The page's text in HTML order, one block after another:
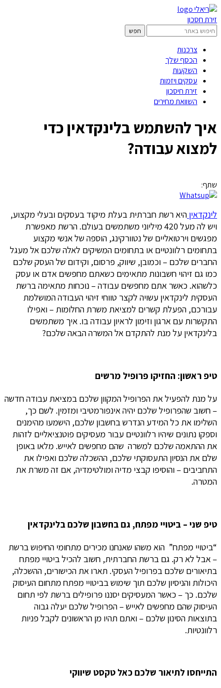
זירת חסכון
צרכנות
הכסף שלך
השקעות
עסקים ויזמות
זירת חיסכון
השוואת מחירים
איך להשתמש בלינקדאין כדי
למצוא עבודה?
שתף:
לינקדאין היא רשת חברתית בעלת מיקוד בעסקים ובעלי מקצוע,
ויש לה מעל 420 מיליוני משתמשים בעולם. הרשת מאפשרת
מפגשים וירטואליים של נטוורקינג, הוספה של אנשי מקצוע
בתחומים רלוונטיים או בתחומים המשיקים לאלה שלכם אל מעגל
החברים שלכם – וכמובן, שיווק, פרסום, וקידום של העסק שלכם
כמו גם זיהוי חשבונות מתאימים כשאתם מחפשים אדם או עסק
כלשהוא. כאשר אתם מחפשים עבודה – נוכחות מתאימה ברשת
העסקית לינקדאין עשויה לקצר טווחי זיהוי העבודה המושלמת
עבורכם, הפעלת קשרים למציאת משרת החלומות – ואפילו
התקשרות עם ארגון וזימון לראיון עבודה בו. איך משתמשים
בלינקדאין על מנת להתקדם אל המשרה הבאה שלכם?
טיפ ראשון: החזיקו פרופיל מרשים
על מנת להפעיל את הפרופיל המקוון שלכם במציאת עבודה חדשה
– חשוב שהפרופיל שלכם יהיה אינפורמטיבי ומזמין. לשם כך,
השלימו את כל המידע הנדרש בחשבון שלכם, הישמעו מהימנים
וספקו נתונים שיהיו רלוונטיים עבור מעסיקים פוטנציאליים לזהות
את ההתאמה שלכם למשרה שהם מחפשים לאייש. מלאו באופן
שלם את הנסיון התעסוקתי שלכם, ההשכלה שלכם ואפילו את
התחביבים – והוסיפו קבצי מדיה ומולטימדיה, אם זה משרת את
המטרה.
טיפ שני – ביטויי מפתח, גם בחשבון שלכם בלינקדאין
“ביטויי מפתח” הוא משהו שאנחנו מכירים מתחומי החיפוש ברשת
– אבל לא רק. גם ברשת החברתית, חשוב להכיל ביטויי מפתח
בתיאורים שלכם בפרופיל העסקי. תארו את הכישורים, ההשכלה,
היכולות והניסיון שלכם תוך שימוש בביטויי מפתח מתחום העיסוק
שלכם. כך – כאשר המעסיקים יסננו פרופילים ברשת לפי תחום
העיסוק שהם מחפשים לאייש – הפרופיל שלכם יעלה גבוה
בתוצאות הסינון שלכם – ואתם תהיו מן הראשונים לקבל פניות
רלוונטיות.
התייחסו לתיאור שלכם כאל טקסט שיווקי